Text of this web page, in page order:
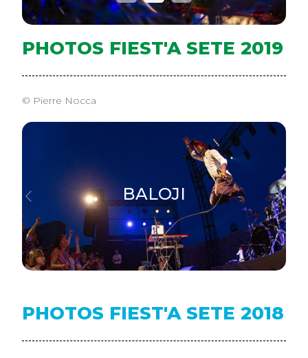
PHOTOS FIEST'A SETE 2019
© Pierre Nocca
BALOJI
Previous Next
PHOTOS FIEST'A SETE 2018